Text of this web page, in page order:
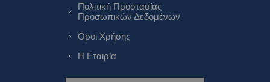
Πολιτική Προστασίας
Προσωπικών Δεδομένων
Όροι Χρήσης
Η Εταιρία